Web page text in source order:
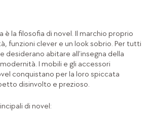
è la filosofia di novel. Il marchio proprio
funzioni clever e un look sobrio. Per tutti
desiderano abitare all’insegna della
I mobili e gli accessori
conquistano per la loro spiccata
disinvolto e prezioso.
di novel: